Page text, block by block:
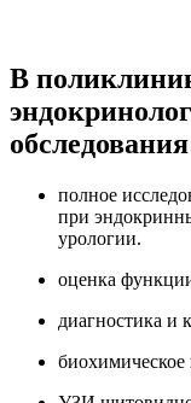
В
полное
при
урологии.
оценка
диагностика и